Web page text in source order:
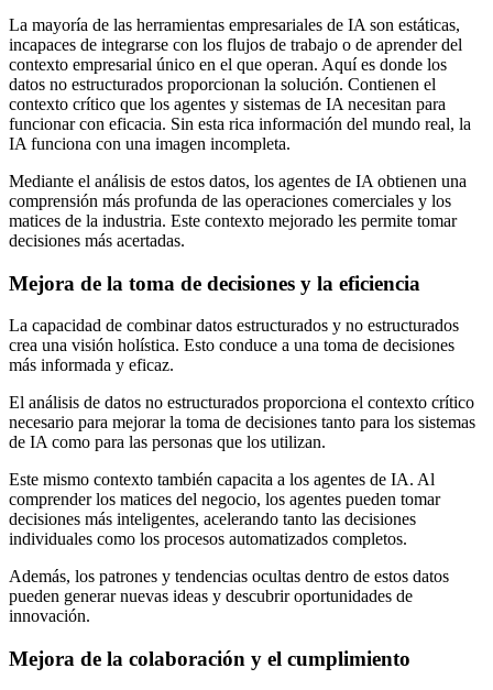
La mayoría de las herramientas empresariales de IA son estáticas,
incapaces de integrarse con los flujos de trabajo o de aprender del
contexto empresarial único en el que operan. Aquí es donde los
datos no estructurados proporcionan la solución. Contienen el
contexto crítico que los agentes y sistemas de IA necesitan para
funcionar con eficacia. Sin esta rica información del mundo real, la
IA funciona con una imagen incompleta.
Mediante el análisis de estos datos, los agentes de IA obtienen una
comprensión más profunda de las operaciones comerciales y los
matices de la industria. Este contexto mejorado les permite tomar
decisiones más acertadas.
Mejora de la toma de decisiones y la eficiencia
La capacidad de combinar datos estructurados y no estructurados
crea una visión holística. Esto conduce a una toma de decisiones
más informada y eficaz.
El análisis de datos no estructurados proporciona el contexto crítico
necesario para mejorar la toma de decisiones tanto para los sistemas
de IA como para las personas que los utilizan.
Este mismo contexto también capacita a los agentes de IA. Al
comprender los matices del negocio, los agentes pueden tomar
decisiones más inteligentes, acelerando tanto las decisiones
individuales como los procesos automatizados completos.
Además, los patrones y tendencias ocultas dentro de estos datos
pueden generar nuevas ideas y descubrir oportunidades de
innovación.
Mejora de la colaboración y el cumplimiento